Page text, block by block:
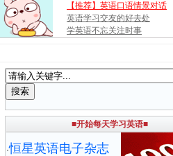
【推荐】英语口语情景对话
英语学习交友的好去处
学英语不忘关注时事
■开始每天学习英语■
·恒星英语电子杂志